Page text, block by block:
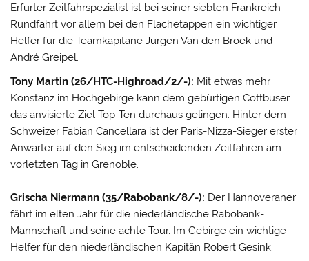
Erfurter Zeitfahrspezialist ist bei seiner siebten Frankreich-
Rundfahrt vor allem bei den Flachetappen ein wichtiger
Helfer für die Teamkapitäne Jurgen Van den Broek und
André Greipel.
Tony Martin (26/HTC-Highroad/2/-): Mit etwas mehr
Konstanz im Hochgebirge kann dem gebürtigen Cottbuser
das anvisierte Ziel Top-Ten durchaus gelingen. Hinter dem
Schweizer Fabian Cancellara ist der Paris-Nizza-Sieger erster
Anwärter auf den Sieg im entscheidenden Zeitfahren am
vorletzten Tag in Grenoble.
Grischa Niermann (35/Rabobank/8/-): Der Hannoveraner
fährt im elten Jahr für die niederländische Rabobank-
Mannschaft und seine achte Tour. Im Gebirge ein wichtige
Helfer für den niederländischen Kapitän Robert Gesink.